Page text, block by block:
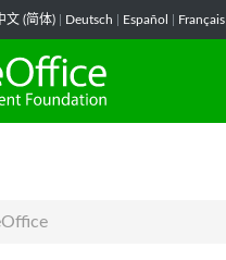
文 (简体) Deutsch Español Français